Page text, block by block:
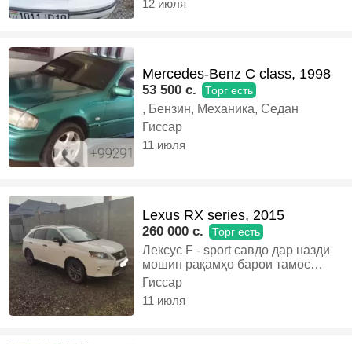
12 июля
Mercedes-Benz C class, 1998
53 500 c. Торг есть
, Бензин, Механика, Седан
Гиссар
11 июля
Lexus RX series, 2015
260 000 c. Торг есть
Лексус F - sport савдо дар назди
мошин рақамҳо барои тамос
900414044, Бензин, Автомат,
Кроссовер
Гиссар
11 июля